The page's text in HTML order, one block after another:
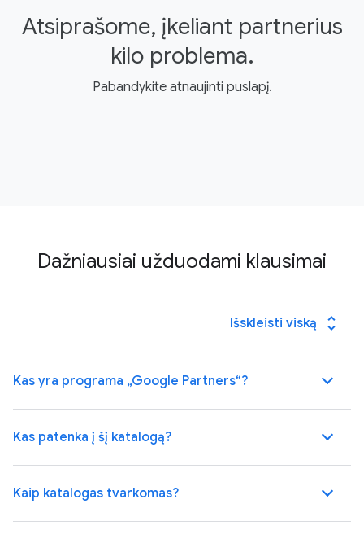
Atsiprašome, įkeliant partnerius
kilo problema.
Pabandykite atnaujinti puslapį.
Dažniausiai užduodami klausimai
Išskleisti viską unfold_more
Kas yra programa „Google Partners“?
Kas patenka į šį katalogą?
Kaip katalogas tvarkomas?